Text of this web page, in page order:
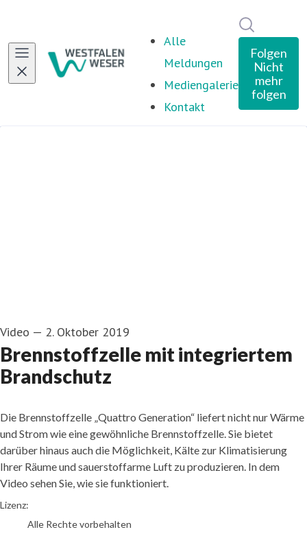
Alle
Meldungen
Mediengalerie
Kontakt
Folgen
Nicht
mehr
folgen
Video — 2. Oktober 2019
Brennstoffzelle mit integriertem
Brandschutz
Die Brennstoffzelle „Quattro Generation“ liefert nicht nur Wärme
und Strom wie eine gewöhnliche Brennstoffzelle. Sie bietet
darüber hinaus auch die Möglichkeit, Kälte zur Klimatisierung
Ihrer Räume und sauerstoffarme Luft zu produzieren. In dem
Video sehen Sie, wie sie funktioniert.
go to media item
Lizenz:
Alle Rechte vorbehalten